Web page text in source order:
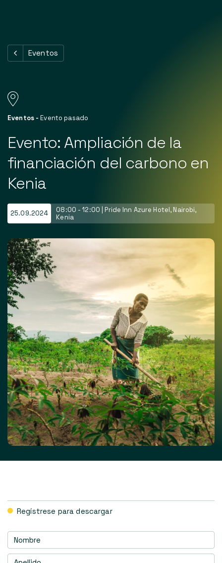
Nuestros servicios
Última
Acerca de
Póngase en contacto con
ES
Eventos
Eventos - Evento pasado
Evento: Ampliación de la
financiación del carbono en
Kenia
25.09.2024
08:00 - 12:00 | Pride Inn Azure Hotel, Nairobi,
Kenia
Regístrese para descargar
Nombre
de
pila(Obligatorio)
Apellidos(Obligatorio)